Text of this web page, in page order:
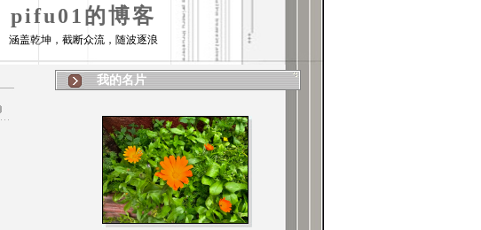
pifu01的博客
涵盖乾坤，截断众流，随波逐浪
我的名片